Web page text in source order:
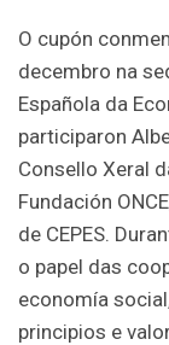
O cupón
decembro na
Española da
participaron
Consello Xeral
Fundación
de CEPES.
o papel das
economía
principios e